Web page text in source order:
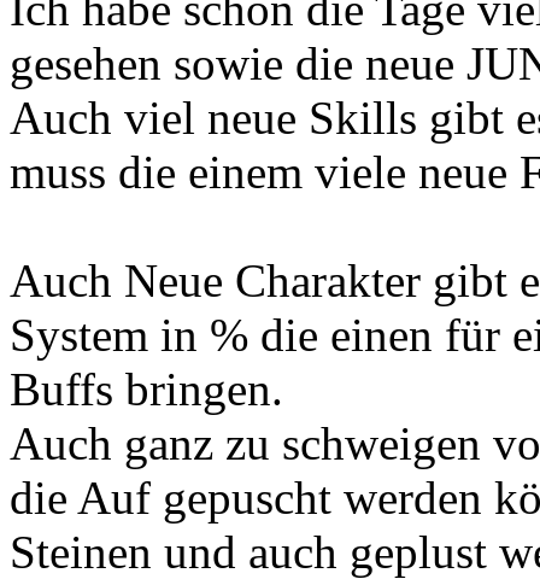
gesehen sowie die neue
Auch viel neue Skills gibt
muss die einem viele neue
Auch Neue Charakter gibt
System in % die einen für
Buffs bringen.
Auch ganz zu schweigen
die Auf gepuscht werden
Steinen und auch geplust